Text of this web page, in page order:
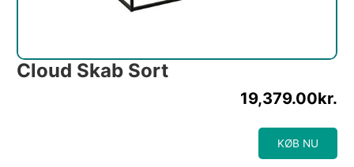
Cloud Skab Sort
19,379.00kr.
KØB NU